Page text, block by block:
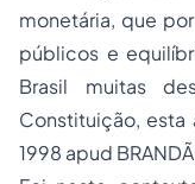
monetária, que
públicos e
Brasil muitas
Constituição, esta
1998 apud